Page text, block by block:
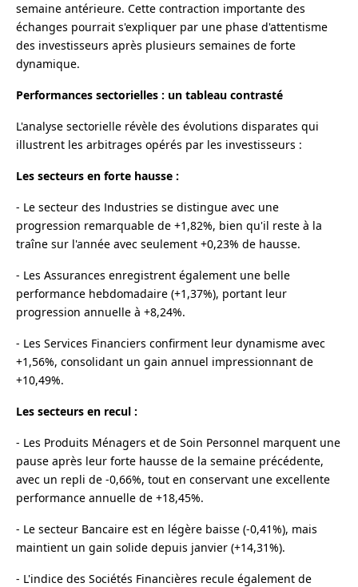
semaine antérieure. Cette contraction importante des
échanges pourrait s'expliquer par une phase d'attentisme
des investisseurs après plusieurs semaines de forte
dynamique.
Performances sectorielles : un tableau contrasté
L'analyse sectorielle révèle des évolutions disparates qui
illustrent les arbitrages opérés par les investisseurs :
Les secteurs en forte hausse :
- Le secteur des Industries se distingue avec une
progression remarquable de +1,82%, bien qu'il reste à la
traîne sur l'année avec seulement +0,23% de hausse.
- Les Assurances enregistrent également une belle
performance hebdomadaire (+1,37%), portant leur
progression annuelle à +8,24%.
- Les Services Financiers confirment leur dynamisme avec
+1,56%, consolidant un gain annuel impressionnant de
+10,49%.
Les secteurs en recul :
- Les Produits Ménagers et de Soin Personnel marquent une
pause après leur forte hausse de la semaine précédente,
avec un repli de -0,66%, tout en conservant une excellente
performance annuelle de +18,45%.
- Le secteur Bancaire est en légère baisse (-0,41%), mais
maintient un gain solide depuis janvier (+14,31%).
- L'indice des Sociétés Financières recule également de